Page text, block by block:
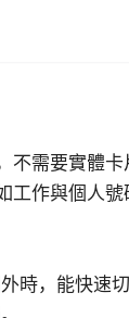
不需要實體
工作與個人
時，能快速切